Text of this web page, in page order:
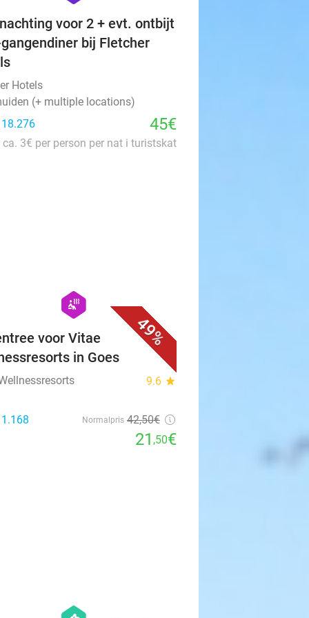
voor 2 + evt. ontbijt
bij Fletcher
Hotels
(+ multiple locations)
ca. 3€ per person per nat i turistskat
49%
hexagon
voor Vitae
in Goes
9.6star
21,50€
hexagon